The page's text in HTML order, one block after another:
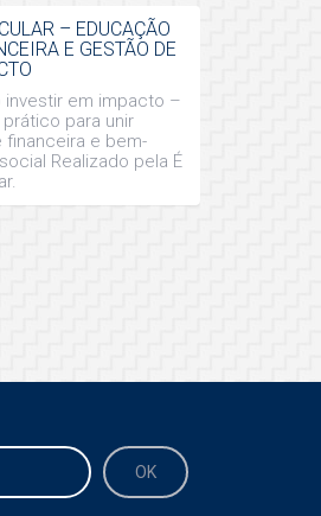
– EDUCAÇÃO
E GESTÃO DE
investir em impacto –
para unir
financeira e bem-
Realizado pela É